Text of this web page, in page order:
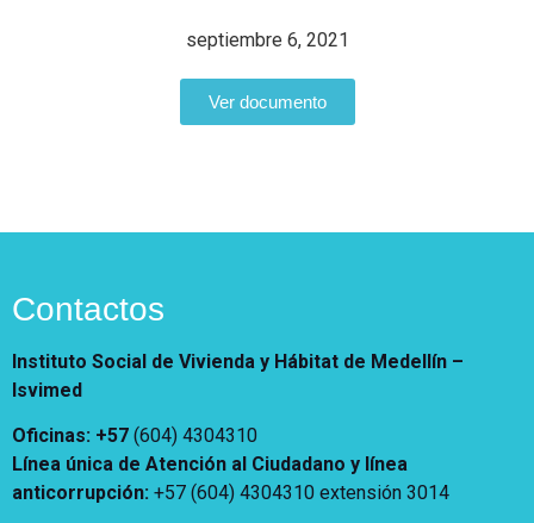
Vivienda un proyecto
Acompañamiento Social
¿Qué es el ISVIMED?
fuente
Contraste
Centro de relevo
Más Información sobre Accesibilidad
septiembre 6, 2021
Ver documento
Contactos
Instituto Social de Vivienda y Hábitat de Medellín –
Isvimed
Oficinas: +57 (604) 4304310
Línea única de Atención al Ciudadano y línea
anticorrupción: +57 (604) 4304310 extensión 3014